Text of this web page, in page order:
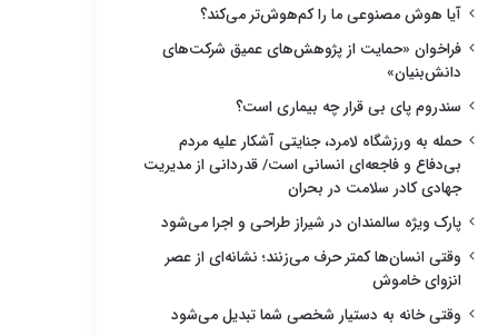
آیا هوش مصنوعی ما را کم‌هوش‌تر می‌کند؟
فراخوان «حمایت از پژوهش‌های عمیق شرکت‌های
دانش‌بنیان»
سندروم پای بی قرار چه بیماری است؟
حمله به ورزشگاه لامرد، جنایتی آشکار علیه مردم
بی‌دفاع و فاجعه‌ای انسانی است/ قدردانی از مدیریت
جهادی کادر سلامت در بحران
پارک ویژه سالمندان در شیراز طراحی و اجرا می‌شود
وقتی انسان‌ها کمتر حرف می‌زنند؛ نشانه‌ای از عصر
انزوای خاموش
وقتی خانه به دستیار شخصی شما تبدیل می‌شود